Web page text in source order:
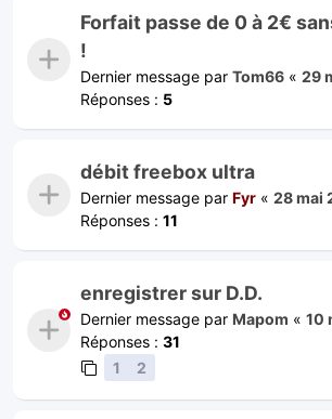
Forfait passe de 0 à 2€
!
Dernier message par Tom66 « 29
Réponses : 5
débit freebox ultra
Dernier message par Fyr « 28 mai
Réponses : 11
enregistrer sur D.D.
Dernier message par Mapom « 10
Réponses : 31
1
2